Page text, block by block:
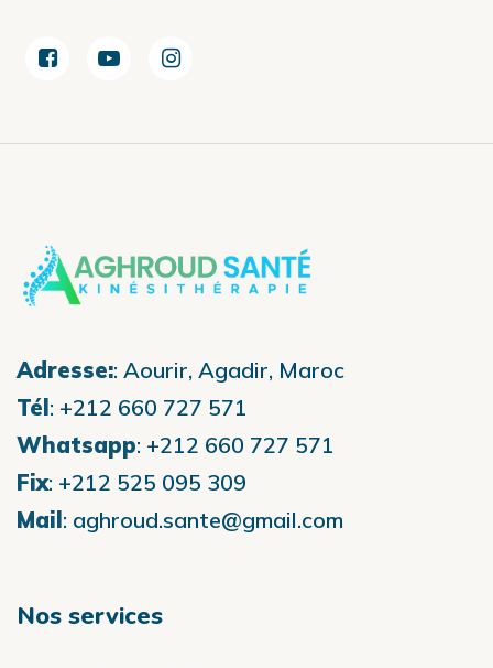
Adresse:: Aourir, Agadir, Maroc
Tél: +212 660 727 571
Whatsapp: +212 660 727 571
Fix: +212 525 095 309
Mail: aghroud.sante@gmail.com
Nos services